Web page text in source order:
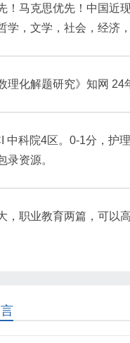
！马克思优先！中国近
学，文学，社会，经济
数理化解题研究》知网
中科院4区。0-1分，护
录资源。
，职业教育两篇，可以高